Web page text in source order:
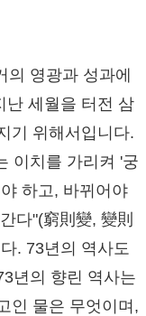
의 영광과 성과에
난 세월을 터전 삼
기 위해서입니다.
이치를 가리켜 '궁
하고, 바뀌어야
다"(窮則變, 變則
. 73년의 역사도
년의 향린 역사는
인 물은 무엇이며,